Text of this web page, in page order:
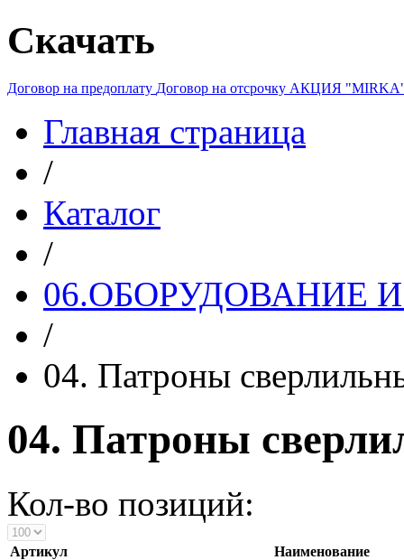
Скачать
Договор на предоплату Договор на отсрочку АКЦИЯ
Главная страница
/
Каталог
/
06.ОБОРУДОВАНИЕ
/
04. Патроны
04. Патроны
Кол-во позиций:
Артикул
Наименование